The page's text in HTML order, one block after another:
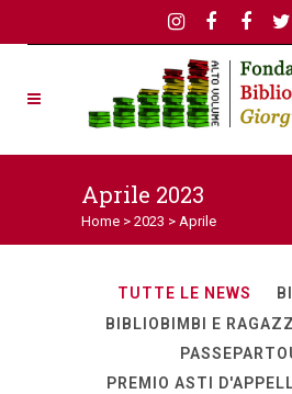
Aprile 2023
Home > 2023 > Aprile
TUTTE LE NEWS
BIBLIOBIMBI E
PREMIO ASTI